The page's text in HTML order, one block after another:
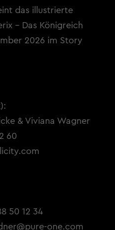
das illustrierte
- Das Königreich
2026 im Story
& Viviana Wagner
60
50 12 34
one.com